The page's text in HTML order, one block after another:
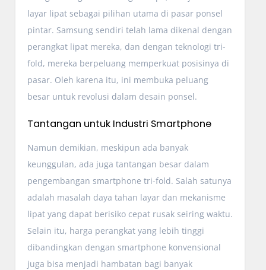
layar lipat sebagai pilihan utama di pasar ponsel
pintar. Samsung sendiri telah lama dikenal dengan
perangkat lipat mereka, dan dengan teknologi tri-
fold, mereka berpeluang memperkuat posisinya di
pasar. Oleh karena itu, ini membuka peluang
besar untuk revolusi dalam desain ponsel.
Tantangan untuk Industri Smartphone
Namun demikian, meskipun ada banyak
keunggulan, ada juga tantangan besar dalam
pengembangan smartphone tri-fold. Salah satunya
adalah masalah daya tahan layar dan mekanisme
lipat yang dapat berisiko cepat rusak seiring waktu.
Selain itu, harga perangkat yang lebih tinggi
dibandingkan dengan smartphone konvensional
juga bisa menjadi hambatan bagi banyak